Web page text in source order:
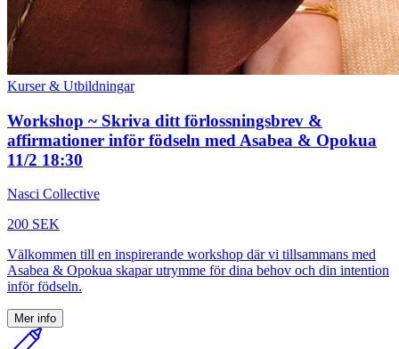
Kurser & Utbildningar
Workshop ~ Skriva ditt förlossningsbrev &
affirmationer inför födseln med Asabea & Opokua
11/2 18:30
Nasci Collective
200 SEK
Välkommen till en inspirerande workshop där vi tillsammans med
Asabea & Opokua skapar utrymme för dina behov och din intention
inför födseln.
Mer info